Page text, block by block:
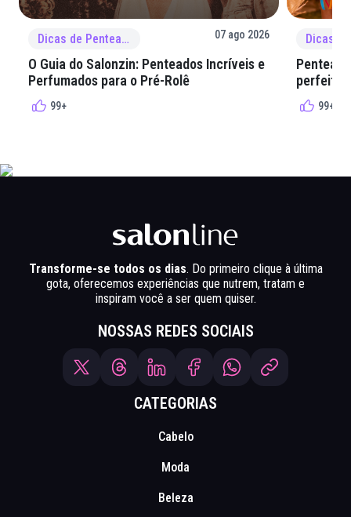
Dicas de Penteado 07 ago 2026
O Guia do Salonzin: Penteados Incríveis e
Perfumados para o Pré-Rolê
99+
perfeita
99+
Transforme-se todos os dias. Do primeiro clique à última
gota, oferecemos experiências que nutrem, tratam e
inspiram você a ser quem quiser.
NOSSAS REDES SOCIAIS
CATEGORIAS
Cabelo
Moda
Beleza